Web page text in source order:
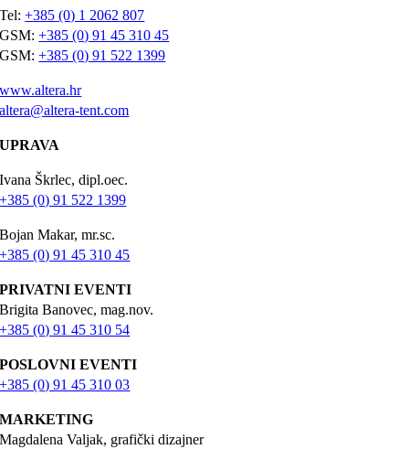
Tel:+385 (0) 1 2062 807
GSM:+385 (0) 91 45 310 45
GSM:+385 (0) 91 522 1399
www.altera.hr
altera@altera-tent.com
UPRAVA
Ivana Škrlec, dipl.oec.
+385 (0) 91 522 1399
Bojan Makar, mr.sc.
+385 (0) 91 45 310 45
PRIVATNI EVENTI
Brigita Banovec, mag.nov.
+385 (0) 91 45 310 54
POSLOVNI EVENTI
+385 (0) 91 45 310 03
MARKETING
Magdalena Valjak, grafički dizajner